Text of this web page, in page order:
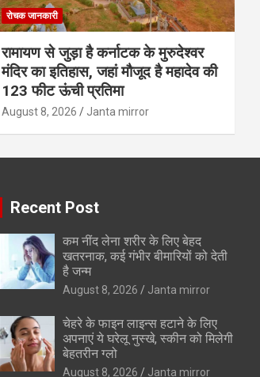
रोचक जानकारी
रामायण से जुड़ा है कर्नाटक के मुरुदेश्वर
मंदिर का इतिहास, जहां मौजूद है महादेव की
123 फीट ऊंची प्रतिमा
August 8, 2026 Janta mirror
Recent Post
कम नींद लेना शरीर के लिए बेहद
खतरनाक, कई गंभीर बीमारियों को देती
है जन्म
August 8, 2026 Janta mirror
चेहरे के फाइन लाइन्स हटाने के लिए
अपनाएं ये घरेलू नुस्खे, स्कीन को मिलेगी
बेहतरीन ग्लो
August 8, 2026 Janta mirror